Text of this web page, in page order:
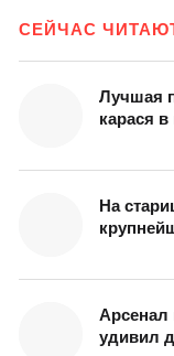
СЕЙЧАС
Лучшая
карася
На
Арсенал
удивил